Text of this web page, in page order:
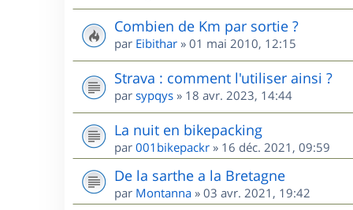
Combien de Km par sortie ?
par Eibithar » 01 mai 2010, 12:15
Strava : comment l'utiliser ainsi ?
par sypqys » 18 avr. 2023, 14:44
La nuit en bikepacking
par 001bikepackr » 16 déc. 2021, 09:59
De la sarthe a la Bretagne
par Montanna » 03 avr. 2021, 19:42